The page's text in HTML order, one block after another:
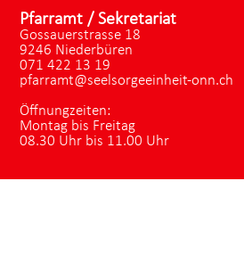
Pfarramt / Sekretariat
Gossauerstrasse 18
9246 Niederbüren
071 422 13 19
pfarramt@seelsorgeeinheit-onn.ch
Öffnungzeiten:
Montag bis Freitag
08.30 Uhr bis 11.00 Uhr